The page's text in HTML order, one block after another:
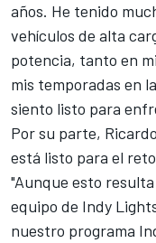
años. He tenido
vehículos de alta
potencia, tanto en
mis temporadas en
siento listo para
Por su parte,
está listo para el
"Aunque esto
equipo de Indy
nuestro programa